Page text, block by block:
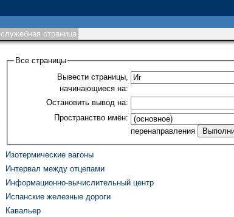
служебная страница
Все страницы
Вывести страницы,
начинающиеся на:
Остановить вывод на:
Пространство имён:
перенаправления
Изотермические вагоны
Интервал между отцепами
Информационно-вычислительный центр
Испанские железные дороги
Кавальер